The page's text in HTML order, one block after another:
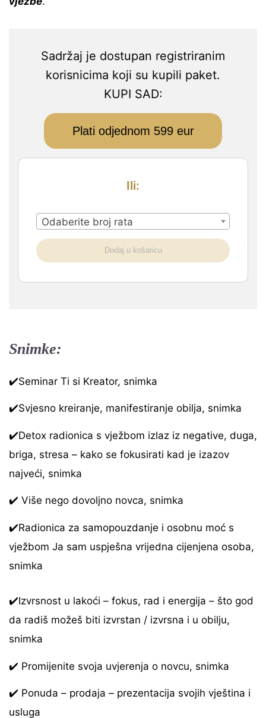
Sadržaj je dostupan registriranim
korisnicima koji su kupili paket.
KUPI SAD:
Plati odjednom 599 eur
Ili:
Odaberite broj rata
Dodaj u košaricu
Snimke:
✔️Seminar Ti si Kreator, snimka
✔️Svjesno kreiranje, manifestiranje obilja, snimka
✔️Detox radionica s vježbom izlaz iz negative, duga,
briga, stresa – kako se fokusirati kad je izazov
najveći, snimka
✔️ Više nego dovoljno novca, snimka
✔️Radionica za samopouzdanje i osobnu moć s
vježbom Ja sam uspješna vrijedna cijenjena osoba,
snimka
✔️Izvrsnost u lakoći – fokus, rad i energija – što god
da radiš možeš biti izvrstan / izvrsna i u obilju,
snimka
✔️ Promijenite svoja uvjerenja o novcu, snimka
✔️ Ponuda – prodaja – prezentacija svojih vještina i
usluga